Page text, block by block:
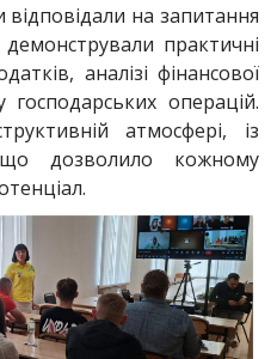
відповідали на запитання
практичні
аналізі фінансової
господарських операцій.
атмосфері, із
що дозволило кожному